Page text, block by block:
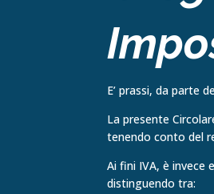
E’ prassi, da parte
La presente
tenendo conto del
Ai fini IVA, è invece
distinguendo tra: